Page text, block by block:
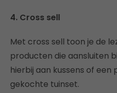
4. Cross sell
Met cross sell toon je de
producten die aansluiten
hierbij aan kussens of een
gekochte tuinset.